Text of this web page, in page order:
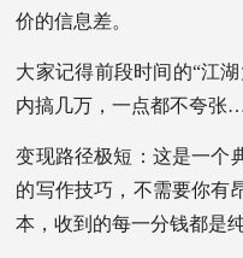
价的信息差。
大家记得前段时间的“江
内搞几万，一点都不夸张
变现路径极短：这是一个
的写作技巧，不需要你有
本，收到的每一分钱都是